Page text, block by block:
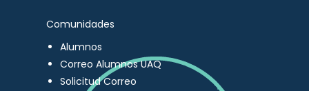
Comunidades
Alumnos
Correo Alumnos UAQ
Solicitud Correo